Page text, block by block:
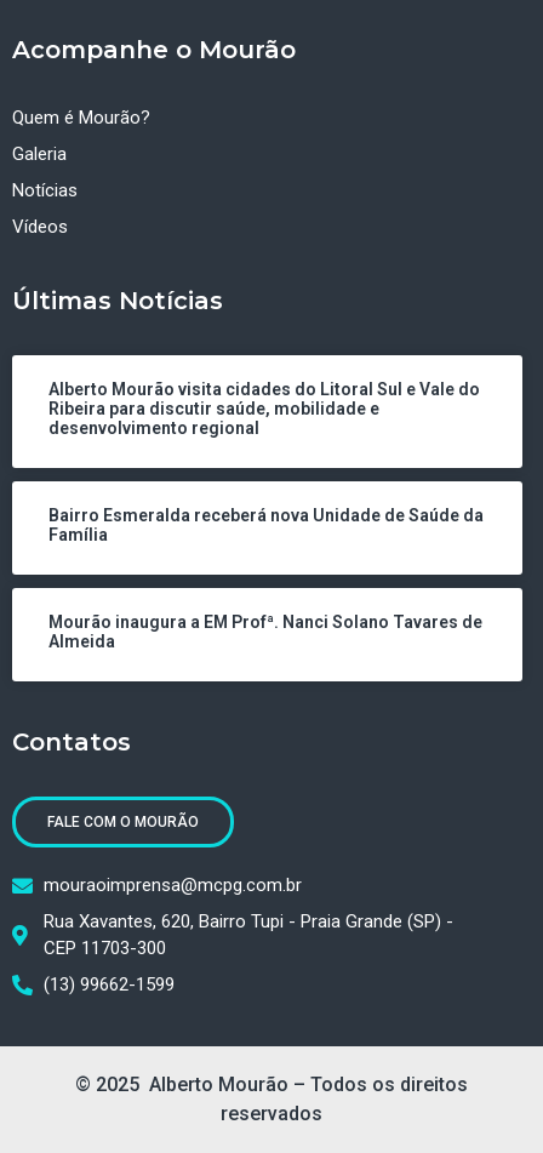
Acompanhe o Mourão
Quem é Mourão?
Galeria
Notícias
Vídeos
Últimas Notícias
Alberto Mourão visita cidades do Litoral Sul e Vale do
Ribeira para discutir saúde, mobilidade e
desenvolvimento regional
Bairro Esmeralda receberá nova Unidade de Saúde da
Família
Mourão inaugura a EM Profª. Nanci Solano Tavares de
Almeida
Contatos
FALE COM O MOURÃO
mouraoimprensa@mcpg.com.br
Rua Xavantes, 620, Bairro Tupi - Praia Grande (SP) -
CEP 11703-300
(13) 99662-1599
© 2025 Alberto Mourão – Todos os direitos
reservados